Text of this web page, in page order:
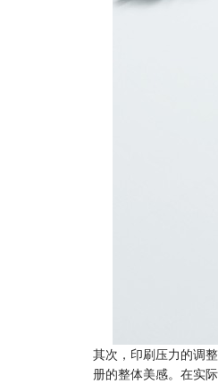
其次，印刷压力的调
册的整体美感。在实